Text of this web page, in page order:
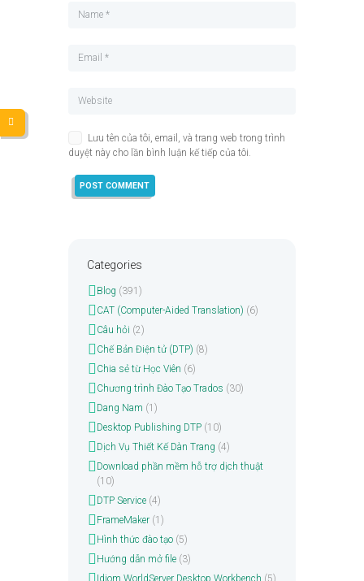
Lưu tên của tôi, email, và trang web trong trình
duyệt này cho lần bình luận kế tiếp của tôi.
Categories
Blog (391)
CAT (Computer-Aided Translation) (6)
Câu hỏi (2)
Chế Bản Điện tử (DTP) (8)
Chia sẻ từ Học Viên (6)
Chương trình Đào Tạo Trados (30)
Dang Nam (1)
Desktop Publishing DTP(10)
Dịch Vụ Thiết Kế Dàn Trang (4)
Download phần mềm hỗ trợ dịch thuật
(10)
DTP Service(4)
FrameMaker(1)
Hình thức đào tạo(5)
Hướng dẫn mở file(3)
Idiom WorldServer Desktop Workbench (5)